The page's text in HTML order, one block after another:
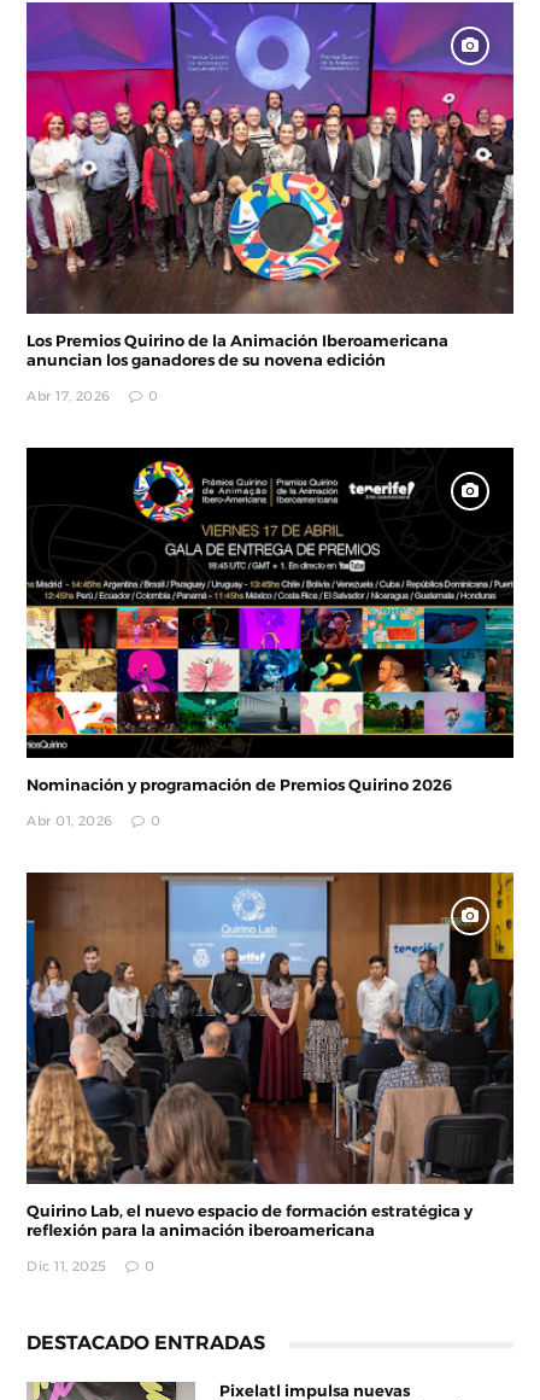
Los Premios Quirino de la Animación Iberoamericana
anuncian los ganadores de su novena edición
Abr 17, 2026 0
Nominación y programación de Premios Quirino 2026
Abr 01, 2026 0
Quirino Lab, el nuevo espacio de formación estratégica y
reflexión para la animación iberoamericana
Dic 11, 2025 0
DESTACADO ENTRADAS
Pixelatl impulsa nuevas